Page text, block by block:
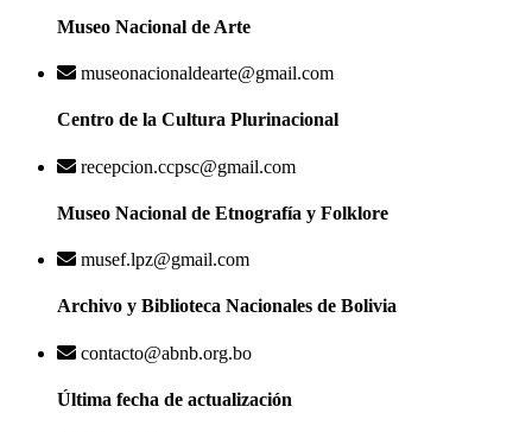
Museo Nacional de Arte
museonacionaldearte@gmail.com
Centro de la Cultura Plurinacional
recepcion.ccpsc@gmail.com
Museo Nacional de Etnografía y Folklore
musef.lpz@gmail.com
Archivo y Biblioteca Nacionales de Bolivia
contacto@abnb.org.bo
Última fecha de actualización